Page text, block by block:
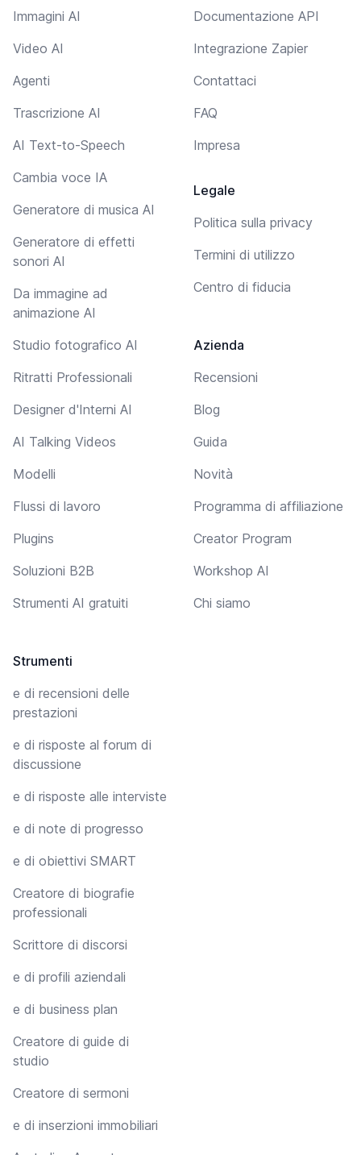
Immagini AI
Video AI
Agenti
Trascrizione AI
AI Text-to-Speech
Cambia voce IA
Generatore di musica AI
Generatore di effetti
sonori AI
Da immagine ad
animazione AI
Studio fotografico AI
Ritratti Professionali
Designer d'Interni AI
AI Talking Videos
Modelli
Flussi di lavoro
Plugins
Soluzioni B2B
Strumenti AI gratuiti
Strumenti
e di recensioni delle
prestazioni
e di risposte al forum di
discussione
e di risposte alle interviste
e di note di progresso
e di obiettivi SMART
Creatore di biografie
professionali
Scrittore di discorsi
e di profili aziendali
e di business plan
Creatore di guide di
studio
Creatore di sermoni
e di inserzioni immobiliari
Documentazione API
Integrazione Zapier
Contattaci
FAQ
Impresa
Legale
Politica sulla privacy
Termini di utilizzo
Centro di fiducia
Azienda
Recensioni
Blog
Guida
Novità
Programma di affiliazione
Creator Program
Workshop AI
Chi siamo